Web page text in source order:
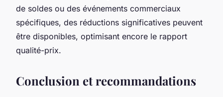
de soldes ou des événements commerciaux
spécifiques, des réductions significatives peuvent
être disponibles, optimisant encore le rapport
qualité-prix.
Conclusion et recommandations